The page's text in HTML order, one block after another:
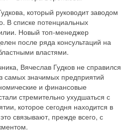
который руководит заводом
В списке потенциальных
Новый топ-менеджер
после ряда консультаций на
властями.
Вячеслав Гудков не справился
самых значимых предприятий
и финансовые
стремительно ухудшаться с
которое сегодня находится в
связывают, прежде всего, с